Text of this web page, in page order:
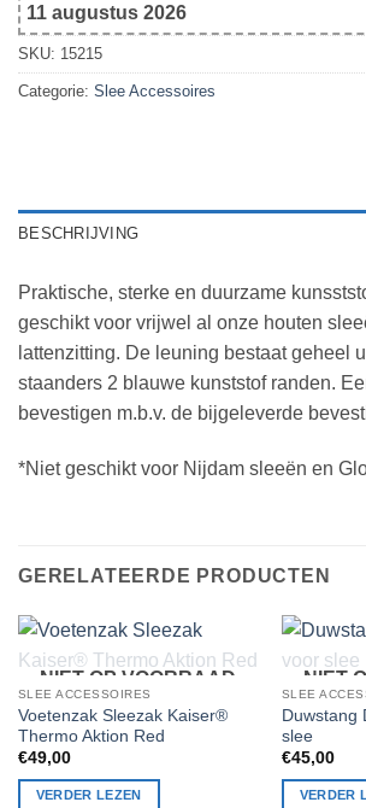
11 augustus 2026
SKU: 15215
Categorie: Slee Accessoires
BESCHRIJVING
Praktische, sterke en duurzame
geschikt voor vrijwel al onze houten
lattenzitting. De leuning bestaat geheel
staanders 2 blauwe kunststof randen.
bevestigen m.b.v. de bijgeleverde
*Niet geschikt voor Nijdam sleeën en
GERELATEERDE PRODUCTEN
NIET OP VOORRAAD
SLEE ACCESSOIRES
Voetenzak Sleezak Kaiser®
Thermo Aktion Red
€49,00
VERDER LEZEN
NIET
SLEE
Duwstang
slee
€45,00
VERDER